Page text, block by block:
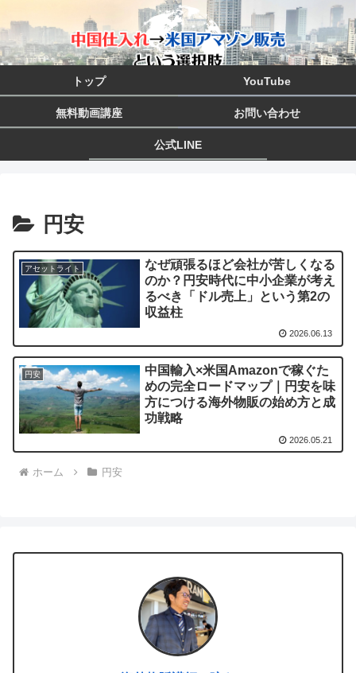
トップ YouTube
無料動画講座 お問い合わせ
公式LINE
円安
アセットライト
なぜ頑張るほど会社が苦しくなる
のか？円安時代に中小企業が考え
るべき「ドル売上」という第2の
収益柱
2026.06.13
円安
中国輸入×米国Amazonで稼ぐた
めの完全ロードマップ｜円安を味
方につける海外物販の始め方と成
功戦略
2026.05.21
ホーム 円安